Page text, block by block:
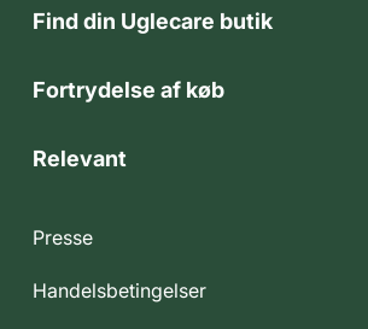
Find din Uglecare butik
Fortrydelse af køb
Relevant
Presse
Handelsbetingelser